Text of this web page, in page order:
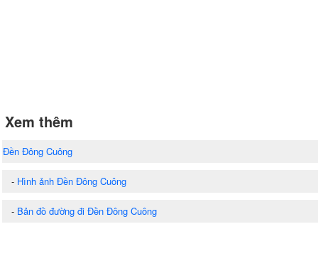
Xem thêm
Đền Đông Cuông
- Hình ảnh Đền Đông Cuông
- Bản đồ đường đi Đền Đông Cuông